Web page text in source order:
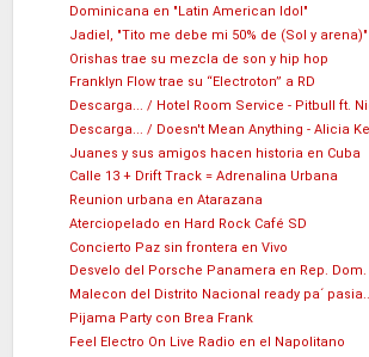
Dominicana en "Latin American Idol"
Jadiel, "Tito me debe mi 50% de (Sol y arena)"
Orishas trae su mezcla de son y hip hop
Franklyn Flow trae su “Electroton” a RD
Descarga... / Hotel Room Service - Pitbull ft.
Descarga... / Doesn't Mean Anything - Alicia
Juanes y sus amigos hacen historia en Cuba
Calle 13 + Drift Track = Adrenalina Urbana
Reunion urbana en Atarazana
Aterciopelado en Hard Rock Café SD
Concierto Paz sin frontera en Vivo
Desvelo del Porsche Panamera en Rep. Dom.
Malecon del Distrito Nacional ready pa´
Pijama Party con Brea Frank
Feel Electro On Live Radio en el Napolitano